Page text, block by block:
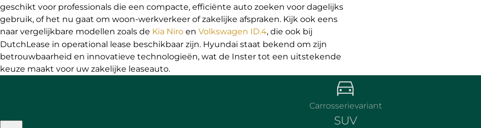
geschikt voor professionals die een compacte, efficiënte auto zoeken voor dagelijks
gebruik, of het nu gaat om woon-werkverkeer of zakelijke afspraken. Kijk ook eens
naar vergelijkbare modellen zoals de Kia Niro en Volkswagen ID.4, die ook bij
DutchLease in operational lease beschikbaar zijn. Hyundai staat bekend om zijn
betrouwbaarheid en innovatieve technologieën, wat de Inster tot een uitstekende
keuze maakt voor uw zakelijke leaseauto.
Carrosserievariant
SUV